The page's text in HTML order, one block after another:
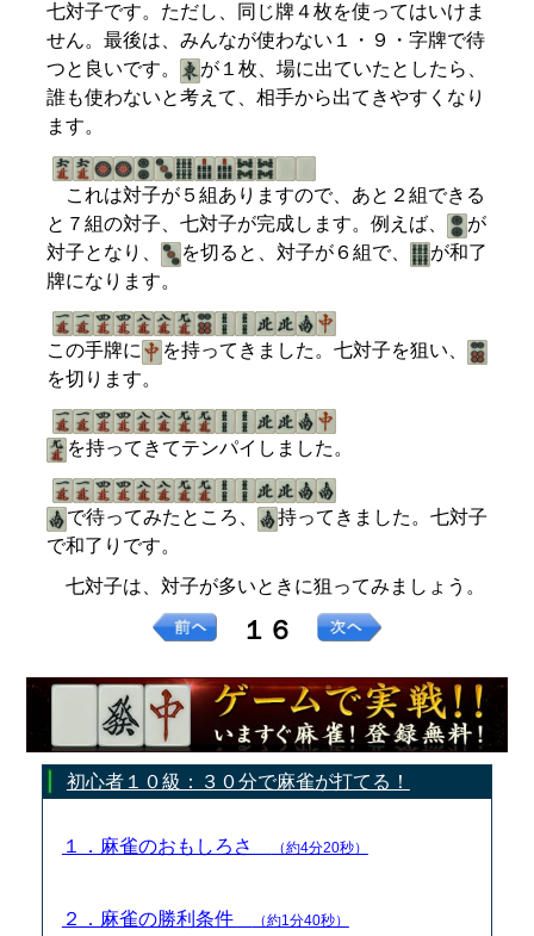
七対子です。ただし、同じ牌４枚を使ってはいけま
せん。最後は、みんなが使わない１・９・字牌で待
つと良いです。
が１枚、場に出ていたとしたら、
誰も使わないと考えて、相手から出てきやすくなり
ます。
これは対子が５組ありますので、あと２組できる
と７組の対子、七対子が完成します。例えば、
が
対子となり、
を切ると、対子が６組で、
が和了
牌になります。
この手牌に
を持ってきました。七対子を狙い、
を切ります。
を持ってきてテンパイしました。
で待ってみたところ、
持ってきました。七対子
で和了りです。
七対子は、対子が多いときに狙ってみましょう。
１６
初心者１０級：３０分で麻雀が打てる！
１．麻雀のおもしろさ （約4分20秒）
２．麻雀の勝利条件 （約1分40秒）